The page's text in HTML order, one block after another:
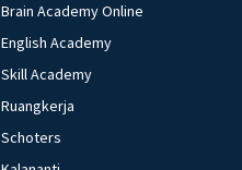
Brain Academy Online
English Academy
Skill Academy
Ruangkerja
Schoters